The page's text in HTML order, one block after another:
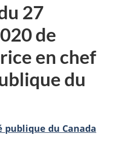
27
de
en chef
du
publique du Canada